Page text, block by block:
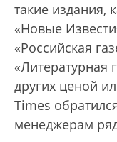
такие издания,
«Новые
«Российская
«Литературная
других ценой
Times
менеджерам